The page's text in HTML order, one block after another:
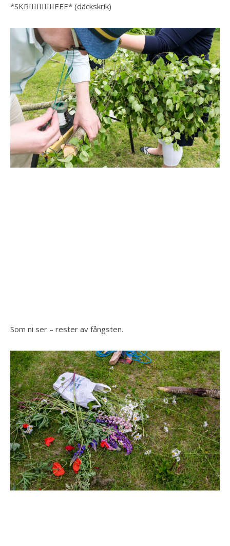
*SKRIIIIIIIIIIEEE* (däckskrik)
Som ni ser – rester av fångsten.